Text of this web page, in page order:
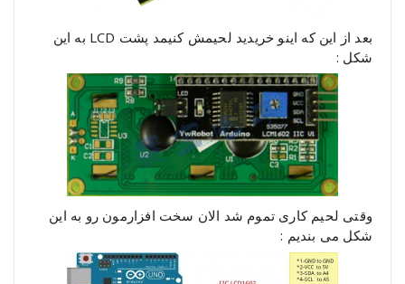
بعد از این که اینو خریدید لحیمش کنیمد پشت LCD به این
شکل :
وقتی لحیم کاری تموم شد الان سخت افزارمون رو به این
شکل می بندیم :